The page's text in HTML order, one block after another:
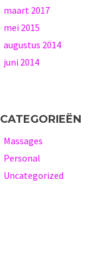
maart 2017
mei 2015
augustus 2014
juni 2014
CATEGORIEËN
Massages
Personal
Uncategorized